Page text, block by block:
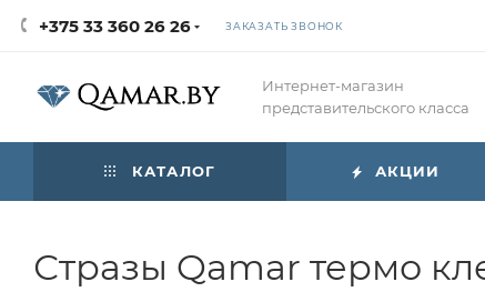
+375 33 360 26 26 ЗАКАЗАТЬ ЗВОНОК
Интернет-магазин
представительского класса
КАТАЛОГ АКЦИИ
Стразы Qamar термо